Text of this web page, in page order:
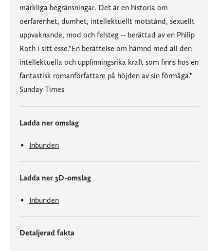
märkliga begränsningar. Det är en historia om
oerfarenhet, dumhet, intellektuellt motstånd, sexuellt
uppvaknande, mod och felsteg -- berättad av en Philip
Roth i sitt esse."En berättelse om hämnd med all den
intellektuella och uppfinningsrika kraft som finns hos en
fantastisk romanförfattare på höjden av sin förmåga."
Sunday Times
Ladda ner omslag
Inbunden
Ladda ner 3D-omslag
Inbunden
Detaljerad fakta